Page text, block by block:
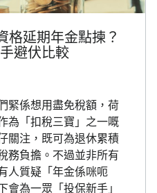
格延期年金點揀？
避伏比較
緊係想用盡免稅額，荷
為「扣稅三寶」之一嘅
關注，既可為退休累積
務負擔。不過並非所有
人質疑「年金係咪呃
會為一眾「投保新手」